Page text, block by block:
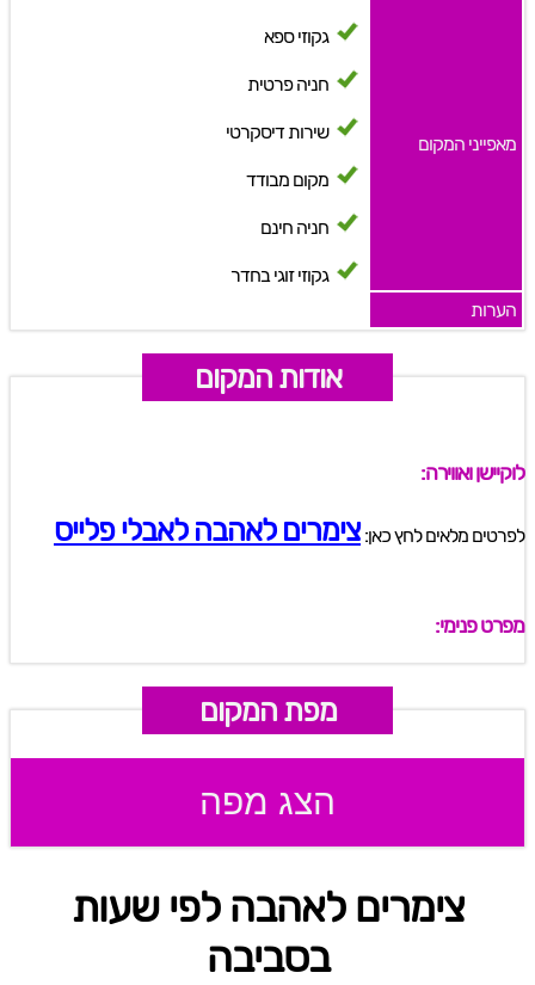
מאפייני המקום
גקוזי ספא
חניה פרטית
שירות דיסקרטי
מקום מבודד
חניה חינם
גקוזי זוגי בחדר
הערות
אודות המקום
לוקיישן ואווירה:
לפרטים מלאים לחץ כאן:צימרים לאהבה לאבלי פלייס
מפרט פנימי:
מפת המקום
הצג מפה
צימרים לאהבה לפי שעות
בסביבה